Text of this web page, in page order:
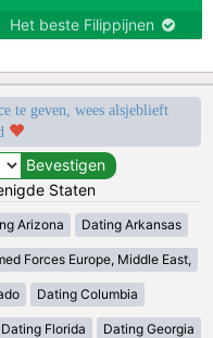
Het beste Filippijnen
te geven, wees alsjeblieft
Staten
Arizona Dating Arkansas
Forces Europe, Middle East,
Dating Columbia
Dating Florida Dating Georgia